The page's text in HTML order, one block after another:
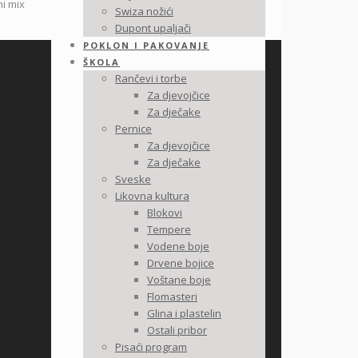
Swiza nožići
Dupont upaljači
POKLON I PAKOVANJE
ŠKOLA
Rančevi i torbe
Za djevojčice
Za dječake
Pernice
Za djevojčice
Za dječake
Sveske
Likovna kultura
Blokovi
Tempere
Vodene boje
Drvene bojice
Voštane boje
Flomasteri
Glina i plastelin
Ostali pribor
Pisaći program
mix